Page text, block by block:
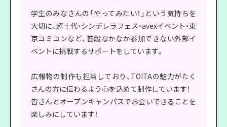
学生のみなさんの「やってみたい！」という気持ちを
大切に、超十代・シンデレラフェス・avexイベント・東
京コミコンなど、普段なかなか参加できない外部イ
ベントに挑戦するサポートをしています。
広報物の制作も担当しており、TOITAの魅力がたく
さんの方に伝わるよう心を込めて制作しています！
皆さんとオープンキャンパスでお会いできることを
楽しみにしています！